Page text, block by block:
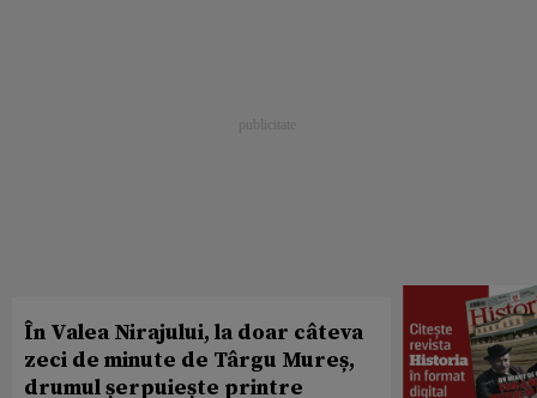
În Valea Nirajului, la doar câteva
zeci de minute de Târgu Mureș,
drumul șerpuiește printre